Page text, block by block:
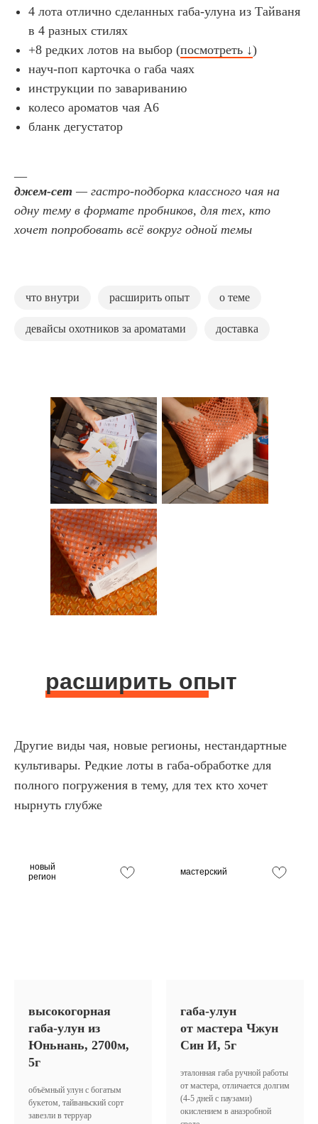
4 лота отлично сделанных габа-улуна из Тайваня
в 4 разных стилях
+8 редких лотов на выбор (посмотреть ↓)
науч-поп карточка о габа чаях
инструкции по завариванию
колесо ароматов чая А6
бланк дегустатор
джем-сет — гастро-подборка классного чая на
одну тему в формате пробников, для тех, кто
хочет попробовать всё вокруг одной темы
что внутри расширить опыт о теме
девайсы охотников за ароматами доставка
расширить опыт
Другие виды чая, новые регионы, нестандартные
культивары. Редкие лоты в габа-обработке для
полного погружения в тему, для тех кто хочет
нырнуть глубже
новый
регион
высокогорная
габа-улун из
Юньнань, 2700м,
5г
объёмный улун с богатым
букетом, тайваньский сорт
завезли в терруар
мастерский
габа-улун
от мастера Чжун
Син И, 5г
эталонная габа ручной работы
от мастера, отличается долгим
(4-5 дней с паузами)
окислением в анаэробной